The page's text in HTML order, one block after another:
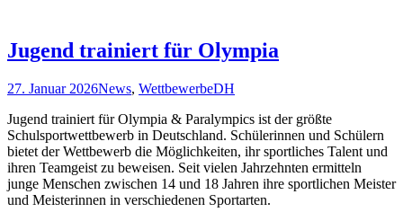
Jugend trainiert für Olympia
27. Januar 2026News, WettbewerbeDH
Jugend trainiert für Olympia & Paralympics ist der größte
Schulsportwettbewerb in Deutschland. Schülerinnen und Schülern
bietet der Wettbewerb die Möglichkeiten, ihr sportliches Talent und
ihren Teamgeist zu beweisen. Seit vielen Jahrzehnten ermitteln
junge Menschen zwischen 14 und 18 Jahren ihre sportlichen Meister
und Meisterinnen in verschiedenen Sportarten.